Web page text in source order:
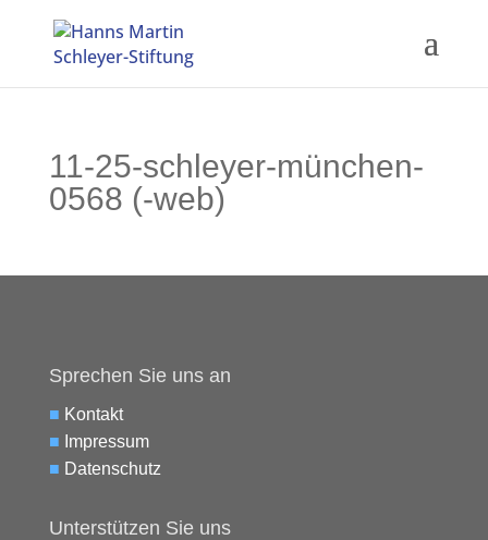
11-25-schleyer-münchen-
0568 (-web)
Sprechen Sie uns an
■ Kontakt
■ Impressum
■ Datenschutz
Unterstützen Sie uns